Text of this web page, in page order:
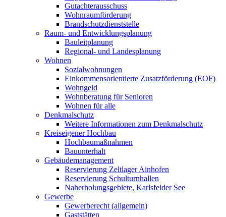
Gutachterausschuss
Wohnraumförderung
Brandschutzdienststelle
Raum- und Entwicklungsplanung
Bauleitplanung
Regional- und Landesplanung
Wohnen
Sozialwohnungen
Einkommensorientierte Zusatzförderung (EOF)
Wohngeld
Wohnberatung für Senioren
Wohnen für alle
Denkmalschutz
Weitere Informationen zum Denkmalschutz
Kreiseigener Hochbau
Hochbaumaßnahmen
Bauunterhalt
Gebäudemanagement
Reservierung Zeltlager Ainhofen
Reservierung Schulturnhallen
Naherholungsgebiete, Karlsfelder See
Gewerbe
Gewerberecht (allgemein)
Gaststätten